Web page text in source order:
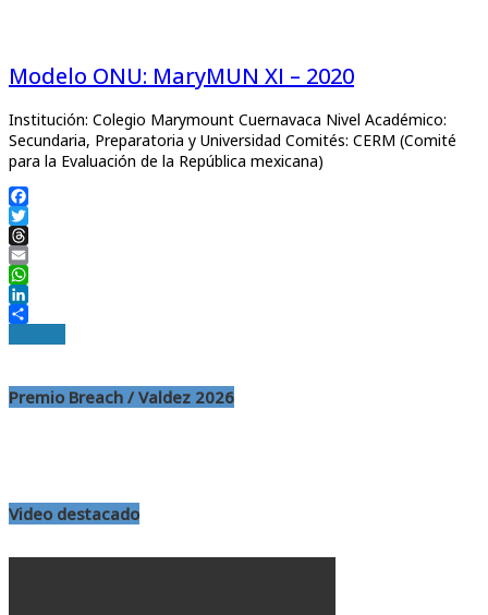
Modelo ONU: MaryMUN XI – 2020
Institución: Colegio Marymount Cuernavaca Nivel Académico:
Secundaria, Preparatoria y Universidad Comités: CERM (Comité
para la Evaluación de la República mexicana)
Facebook
Twitter
Threads
Email
WhatsApp
LinkedIn
Premio Breach / Valdez 2026
Video destacado